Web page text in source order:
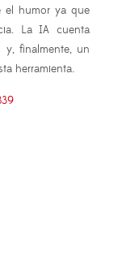
el humor ya que
La IA cuenta
y, finalmente, un
herramienta.